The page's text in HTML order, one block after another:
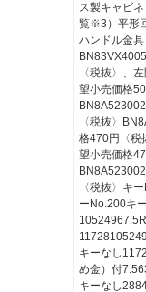
ス製キャビ
覧※3）平形
ハンドル金
〈税抜〉、
望小売価格
〈税抜〉
格470円〈税
望小売価格
〈税抜〉キ
ーNo.200キ
キーなし
め金）付
キーなし